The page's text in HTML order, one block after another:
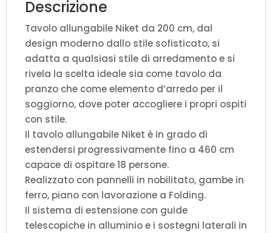
Descrizione
Tavolo allungabile Niket da 200 cm, dal
design moderno dallo stile sofisticato, si
adatta a qualsiasi stile di arredamento e si
rivela la scelta ideale sia come tavolo da
pranzo che come elemento d’arredo per il
soggiorno, dove poter accogliere i propri ospiti
con stile.
Il tavolo allungabile Niket è in grado di
estendersi progressivamente fino a 460 cm
capace di ospitare 18 persone.
Realizzato con pannelli in nobilitato, gambe in
ferro, piano con lavorazione a Folding.
Il sistema di estensione con guide
telescopiche in alluminio e i sostegni laterali in